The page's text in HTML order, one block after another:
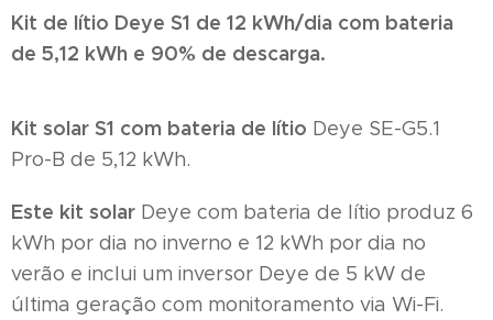
Kit de lítio Deye S1 de 12 kWh/dia com bateria
de 5,12 kWh e 90% de descarga.
Kit solar S1 com bateria de lítio Deye SE-G5.1
Pro-B de 5,12 kWh.
Este kit solar Deye com bateria de lítio produz 6
kWh por dia no inverno e 12 kWh por dia no
verão e inclui um inversor Deye de 5 kW de
última geração com monitoramento via Wi-Fi.